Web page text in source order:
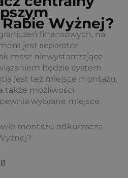
Wyżnej?
finansowych, na
jest separator
masz niewystarczające
będzie system
jest też miejsce montażu,
także możliwości
wybrane miejsce.
montażu odkurzacza